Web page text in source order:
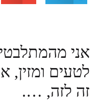
אני
לטעים ומזין,
זה לזה, ….